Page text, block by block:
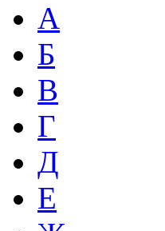
А
Б
В
Г
Д
Е